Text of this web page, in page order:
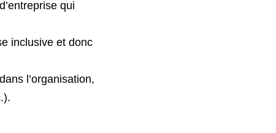
qui
inclusive et donc
l’organisation,